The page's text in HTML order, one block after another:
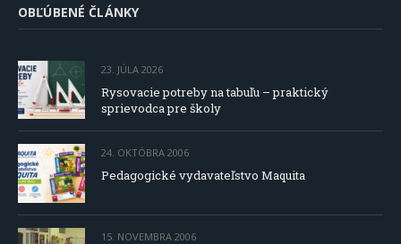
OBĽÚBENÉ ČLÁNKY
23. JÚLA 2026
Rysovacie potreby na tabuľu – praktický
sprievodca pre školy
24. OKTÓBRA 2006
Pedagogické vydavateľstvo Maquita
15. NOVEMBRA 2006